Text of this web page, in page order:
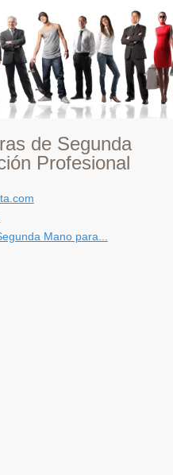
de Segunda
Profesional
Mano para...